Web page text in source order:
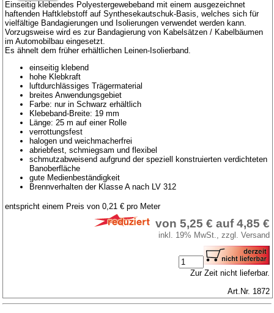
Einseitig klebendes Polyestergewebeband mit einem ausgezeichnet
haftenden Haftklebstoff auf Synthesekautschuk-Basis, welches sich für
vielfältige Bandagierungen und Isolierungen verwendet werden kann.
Vorzugsweise wird es zur Bandagierung von Kabelsätzen / Kabelbäumen
im Automobilbau eingesetzt.
Es ähnelt dem früher erhältlichen Leinen-Isolierband.
einseitig klebend
hohe Klebkraft
luftdurchlässiges Trägermaterial
breites Anwendungsgebiet
Farbe: nur in Schwarz erhältlich
Klebeband-Breite: 19 mm
Länge: 25 m auf einer Rolle
verrottungsfest
halogen und weichmacherfrei
abriebfest, schmiegsam und flexibel
schmutzabweisend aufgrund der speziell konstruierten verdichteten
Banoberfläche
gute Medienbeständigkeit
Brennverhalten der Klasse A nach LV 312
entspricht einem Preis von 0,21 € pro Meter
von 5,25 € auf 4,85 €
inkl. 19% MwSt., zzgl. Versand
Zur Zeit nicht lieferbar.
Art.Nr. 1872